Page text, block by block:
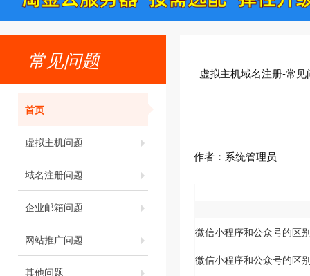
常见问题
首页
虚拟主机问题
域名注册问题
企业邮箱问题
网站推广问题
其他问题
虚拟主机域名注册-常见
作者： 系统管理员
微信小程序和公众号的区
微信小程序和公众号的区